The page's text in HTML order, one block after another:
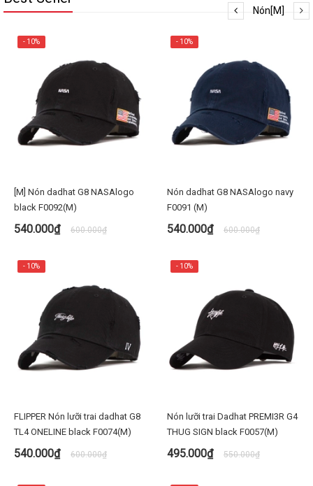
Nón[M]
- 10%
[M] Nón dadhat G8 NASAlogo
black F0092(M)
540.000₫ 600.000₫
- 10%
Nón dadhat G8 NASAlogo navy
F0091 (M)
540.000₫ 600.000₫
- 10%
FLIPPER Nón lưỡi trai dadhat G8
TL4 ONELINE black F0074(M)
540.000₫ 600.000₫
- 10%
Nón lưỡi trai Dadhat PREMI3R G4
THUG SIGN black F0057(M)
495.000₫ 550.000₫